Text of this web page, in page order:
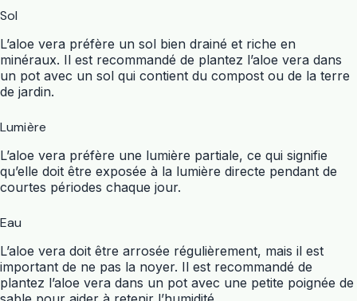
Sol
L’aloe vera préfère un sol bien drainé et riche en
minéraux. Il est recommandé de plantez l’aloe vera dans
un pot avec un sol qui contient du compost ou de la terre
de jardin.
Lumière
L’aloe vera préfère une lumière partiale, ce qui signifie
qu’elle doit être exposée à la lumière directe pendant de
courtes périodes chaque jour.
Eau
L’aloe vera doit être arrosée régulièrement, mais il est
important de ne pas la noyer. Il est recommandé de
plantez l’aloe vera dans un pot avec une petite poignée de